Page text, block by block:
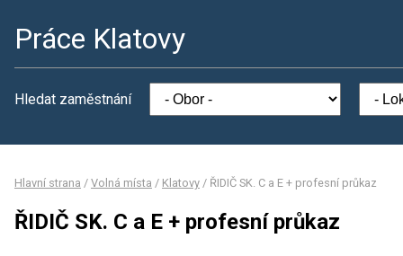
Práce Klatovy
Hledat zaměstnání
Hlavní strana / Volná místa / Klatovy / ŘIDIČ SK. C a E + profesní průkaz
ŘIDIČ SK. C a E + profesní průkaz